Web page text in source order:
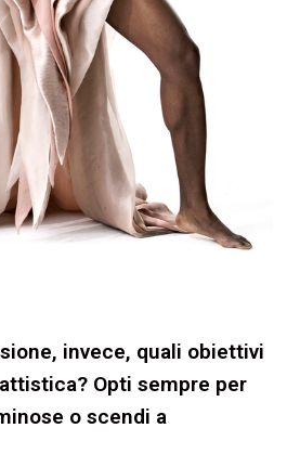
invece, quali obiettivi
Opti sempre per
o scendi a